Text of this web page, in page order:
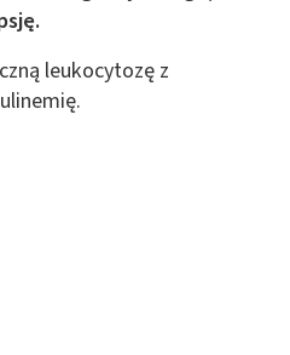
leukocytozę z